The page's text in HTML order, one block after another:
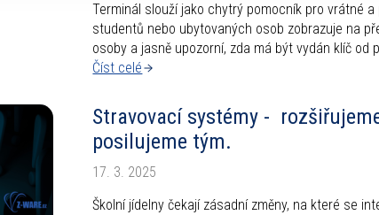
Terminál slouží jako chytrý pomocník pro vrátné
studentů nebo ubytovaných osob zobrazuje na
osoby a jasně upozorní, zda má být vydán klíč od
Číst celé
Stravovací systémy -
posilujeme tým.
17. 3. 2025
Školní jídelny čekají zásadní změny, na které se